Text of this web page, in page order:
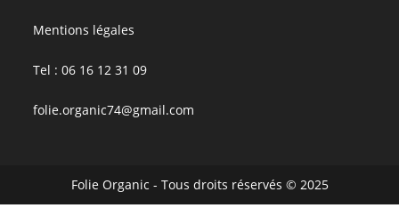
Mentions légales
Tel :06 16 12 31 09
folie.organic74@gmail.com
Folie Organic - Tous droits réservés © 2025